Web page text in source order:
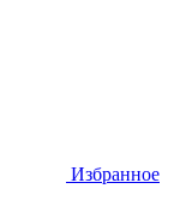
Избранное